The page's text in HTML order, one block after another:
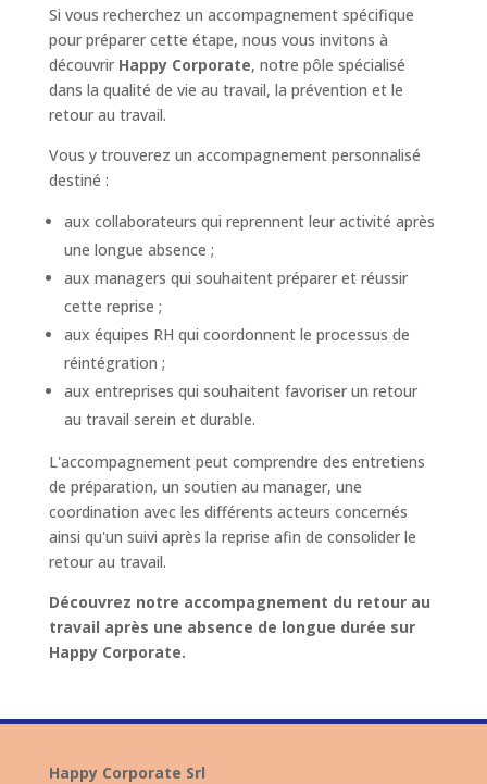
Si vous recherchez un accompagnement spécifique
pour préparer cette étape, nous vous invitons à
découvrir Happy Corporate, notre pôle spécialisé
dans la qualité de vie au travail, la prévention et le
retour au travail.
Vous y trouverez un accompagnement personnalisé
destiné :
aux collaborateurs qui reprennent leur activité après
une longue absence ;
aux managers qui souhaitent préparer et réussir
cette reprise ;
aux équipes RH qui coordonnent le processus de
réintégration ;
aux entreprises qui souhaitent favoriser un retour
au travail serein et durable.
L'accompagnement peut comprendre des entretiens
de préparation, un soutien au manager, une
coordination avec les différents acteurs concernés
ainsi qu'un suivi après la reprise afin de consolider le
retour au travail.
Découvrez notre accompagnement du retour au
travail après une absence de longue durée sur
Happy Corporate.
Happy Corporate Srl